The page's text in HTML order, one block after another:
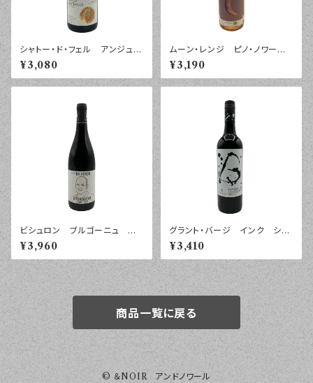
シャトー・ド・フェル アンジュ
ブラン ラ・シャペル シュナ
ン セック ヴィエイユ・ヴィー
ニュ ２０２１年 ７５０ｍｌ
¥3,080
ムーン・レンジ ピノ・ノワー
ル ロゼ ペイ・ドック ２０２
５年 ７５０ｍｌ
¥3,190
ビシュロン ブルゴーニュ ピ
ノ・ノワール ２０２４年 ７５０
ｍｌ
¥3,960
グラント・バージ インク シラ
ーズ バロッサ・ヴァレー ２０
２５年 ７５０ｍｌ
¥3,410
商品一覧に戻る
© ＆NOIR アンドノワール